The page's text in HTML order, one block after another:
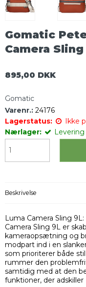
Gomatic
Camera
895,00 DKK
Gomatic
Varenr.: 24176
Lagerstatus:
Ikke
Nærlager:
Beskrivelse
Luma Camera Sling
Camera Sling 9L er
kameraopsætning og
modpart ind i en
som prioriterer både
rummer den
samtidig med at den
funktioner, der